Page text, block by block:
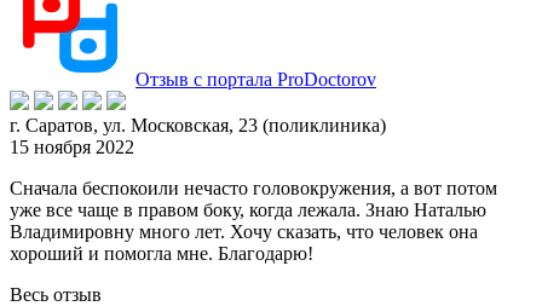
Отзыв с портала ProDoctorov
г. Саратов, ул. Московская, 23 (поликлиника)
15 ноября 2022
Сначала беспокоили нечасто головокружения, а вот потом
уже все чаще в правом боку, когда лежала. Знаю Наталью
Владимировну много лет. Хочу сказать, что человек она
хороший и помогла мне. Благодарю!
Весь отзыв